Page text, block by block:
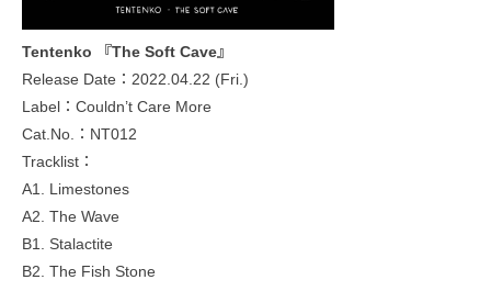
Tentenko 『The Soft Cave』
Release Date：2022.04.22 (Fri.)
Label：Couldn’t Care More
Cat.No.：NT012
Tracklist：
A1. Limestones
A2. The Wave
B1. Stalactite
B2. The Fish Stone